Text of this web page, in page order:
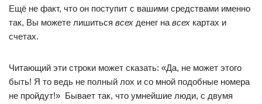
Ещё не факт, что он поступит с вашими средствами именно
так, Вы можете лишиться всех денег навсех картах и
счетах.
Читающий эти строки может сказать: «Да, не может этого
быть! Я то ведь не полный лох и со мной подобные номера
не пройдут!» Бывает так, что умнейшие люди, с двумя